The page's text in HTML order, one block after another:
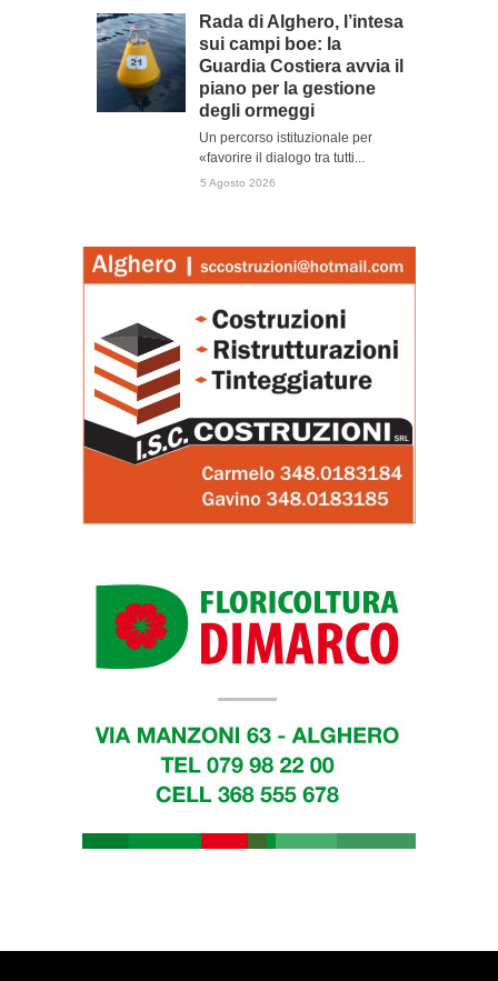
Rada di Alghero, l’intesa
sui campi boe: la
Guardia Costiera avvia il
piano per la gestione
degli ormeggi
Un percorso istituzionale per
«favorire il dialogo tra tutti...
5 Agosto 2026